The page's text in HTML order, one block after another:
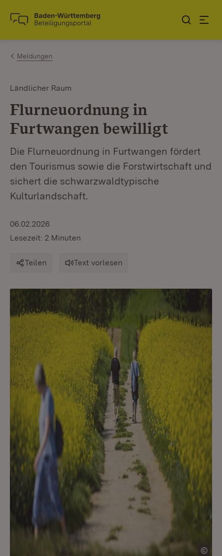
Zum Inhalt springen
Link zur Startseite
Meldungen
Ländlicher Raum
Flurneuordnung in
Furtwangen bewilligt
Die Flurneuordnung in Furtwangen fördert
den Tourismus sowie die Forstwirtschaft und
sichert die schwarzwaldtypische
Kulturlandschaft.
06.02.2026
Lesezeit: 2 Minuten
Teilen Text vorlesen